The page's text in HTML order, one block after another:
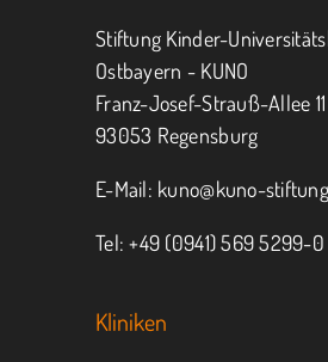
Jeder kann helfen.
MITMACHEN
Stiftung Kinder-
Ostbayern - KUNO
Franz-Josef-Strauß-Allee 11
93053 Regensburg
E-Mail: kuno@kuno-
Tel: +49 (0941) 569 5299-0
Kliniken